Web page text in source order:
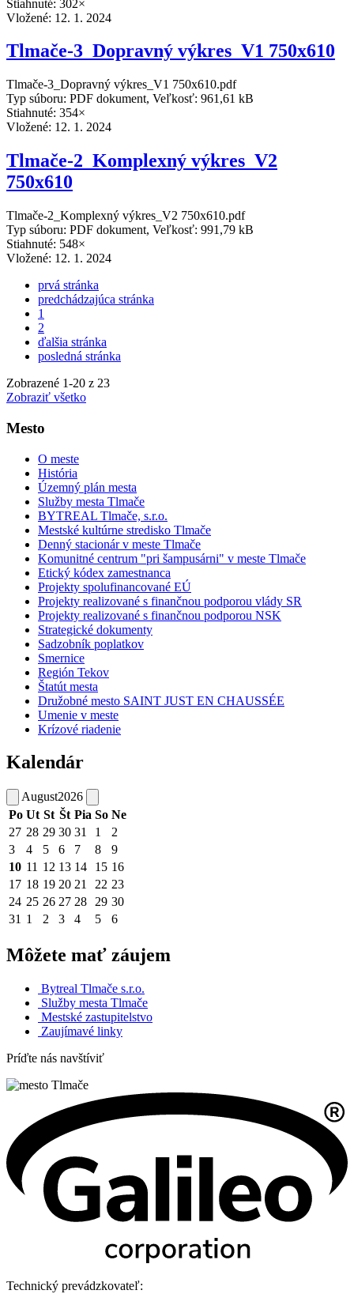
Stiahnuté: 302×
Vložené: 12. 1. 2024
Tlmače-3_Dopravný výkres_V1 750x610
Tlmače-3_Dopravný výkres_V1 750x610.pdf
Typ súboru: PDF dokument, Veľkosť: 961,61 kB
Stiahnuté: 354×
Vložené: 12. 1. 2024
Tlmače-2_Komplexný výkres_V2
750x610
Tlmače-2_Komplexný výkres_V2 750x610.pdf
Typ súboru: PDF dokument, Veľkosť: 991,79 kB
Stiahnuté: 548×
Vložené: 12. 1. 2024
prvá stránka
predchádzajúca stránka
1
2
ďalšia stránka
posledná stránka
Zobrazené 1-20 z 23
Zobraziť všetko
Mesto
O meste
História
Územný plán mesta
Služby mesta Tlmače
BYTREAL Tlmače, s.r.o.
Mestské kultúrne stredisko Tlmače
Denný stacionár v meste Tlmače
Komunitné centrum "pri šampusárni" v meste Tlmače
Etický kódex zamestnanca
Projekty spolufinancované EÚ
Projekty realizované s finančnou podporou vlády SR
Projekty realizované s finančnou podporou NSK
Strategické dokumenty
Sadzobník poplatkov
Smernice
Región Tekov
Štatút mesta
Družobné mesto SAINT JUST EN CHAUSSÉE
Umenie v meste
Krízové riadenie
Kalendár
August2026
Po Ut St Št Pia So Ne
27 28 29 30 31 1
2
3
4 5 6 7 8
9
10 11 12 13 14 15 16
17 18 19 20 21 22 23
24 25 26 27 28 29 30
31 1 2 3 4 5 6
Môžete mať záujem
Bytreal Tlmače s.r.o.
Služby mesta Tlmače
Mestské zastupitelstvo
Zaujímavé linky
Príďte nás navštíviť
Technický prevádzkovateľ: